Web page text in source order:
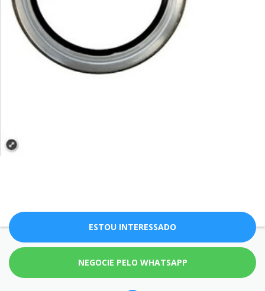
ESTOU INTERESSADO
NEGOCIE PELO WHATSAPP